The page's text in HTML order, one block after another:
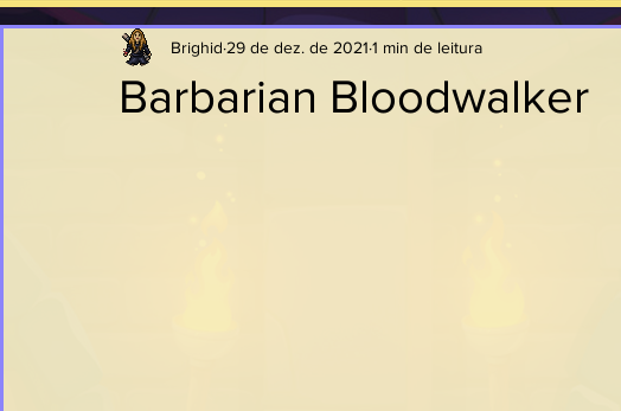
Barbarian Bloodwalker
Brighid 29 de dez. de 2021 1 min de leitura